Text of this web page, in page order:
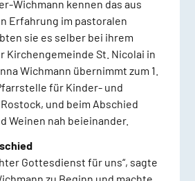
Wichmann kennen das aus
Erfahrung im pastoralen
sie es selber bei ihrem
Kirchengemeinde St. Nicolai in
Wichmann übernimmt zum 1.
für Kinder- und
und beim Abschied
Weinen nah beieinander.
Gottesdienst für uns“, sagte